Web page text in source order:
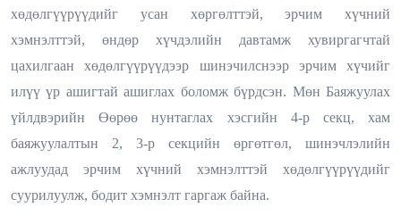
хөдөлгүүрүүдийг усан хөргөлттэй, эрчим хүчний
хэмнэлттэй, өндөр хүчдэлийн давтамж хувиргагчтай
цахилгаан хөдөлгүүрүүдээр шинэчилснээр эрчим хүчийг
илүү үр ашигтай ашиглах боломж бүрдсэн. Мөн Баяжуулах
үйлдвэрийн Өөрөө нунтаглах хэсгийн 4-р секц, хам
баяжуулалтын 2, 3-р секцийн өргөтгөл, шинэчлэлийн
ажлуудад эрчим хүчний хэмнэлттэй хөдөлгүүрүүдийг
суурилуулж, бодит хэмнэлт гаргаж байна.